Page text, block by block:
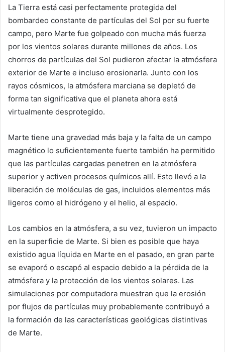
La Tierra está casi perfectamente protegida del
bombardeo constante de partículas del Sol por su fuerte
campo, pero Marte fue golpeado con mucha más fuerza
por los vientos solares durante millones de años. Los
chorros de partículas del Sol pudieron afectar la atmósfera
exterior de Marte e incluso erosionarla. Junto con los
rayos cósmicos, la atmósfera marciana se depletó de
forma tan significativa que el planeta ahora está
virtualmente desprotegido.
Marte tiene una gravedad más baja y la falta de un campo
magnético lo suficientemente fuerte también ha permitido
que las partículas cargadas penetren en la atmósfera
superior y activen procesos químicos allí. Esto llevó a la
liberación de moléculas de gas, incluidos elementos más
ligeros como el hidrógeno y el helio, al espacio.
Los cambios en la atmósfera, a su vez, tuvieron un impacto
en la superficie de Marte. Si bien es posible que haya
existido agua líquida en Marte en el pasado, en gran parte
se evaporó o escapó al espacio debido a la pérdida de la
atmósfera y la protección de los vientos solares. Las
simulaciones por computadora muestran que la erosión
por flujos de partículas muy probablemente contribuyó a
la formación de las características geológicas distintivas
de Marte.